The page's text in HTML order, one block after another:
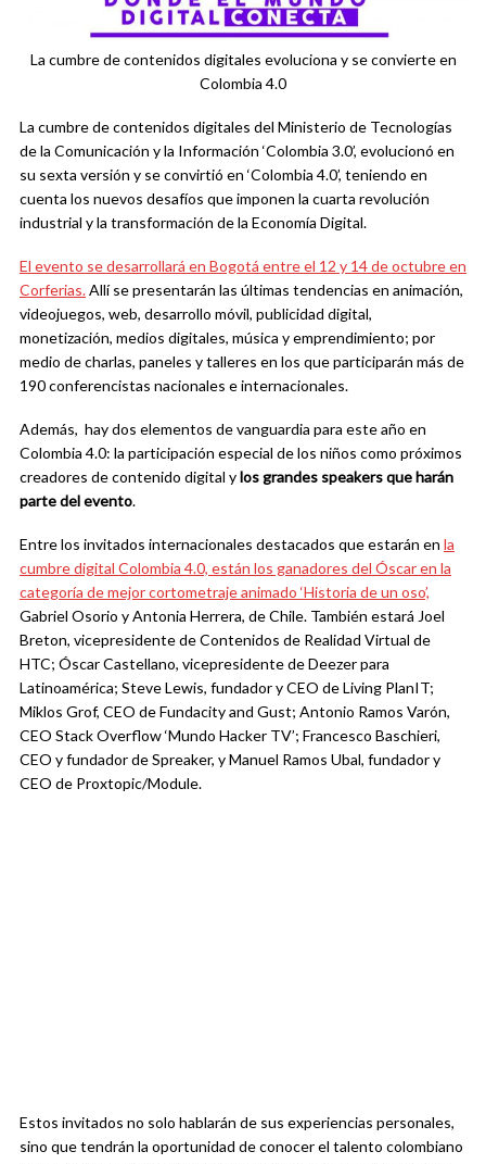
La cumbre de contenidos digitales evoluciona y se convierte en
Colombia 4.0
La cumbre de contenidos digitales del Ministerio de Tecnologías
de la Comunicación y la Información ‘Colombia 3.0’, evolucionó en
su sexta versión y se convirtió en ‘Colombia 4.0’, teniendo en
cuenta los nuevos desafíos que imponen la cuarta revolución
industrial y la transformación de la Economía Digital.
El evento se desarrollará en Bogotá entre el 12 y 14 de octubre en
Corferias.Allí se presentarán las últimas tendencias en animación,
videojuegos, web, desarrollo móvil, publicidad digital,
monetización, medios digitales, música y emprendimiento; por
medio de charlas, paneles y talleres en los que participarán más de
190 conferencistas nacionales e internacionales.
Además, hay dos elementos de vanguardia para este año en
Colombia 4.0: la participación especial de los niños como próximos
creadores de contenido digital ylos grandes speakers que harán
parte del evento.
Entre los invitados internacionales destacados que estarán en la
cumbre digital Colombia 4.0, están los ganadores del Óscar en la
categoría de mejor cortometraje animado ‘Historia de un oso’,
Gabriel Osorio y Antonia Herrera, de Chile. También estará Joel
Breton, vicepresidente de Contenidos de Realidad Virtual de
HTC; Óscar Castellano, vicepresidente de Deezer para
Latinoamérica; Steve Lewis, fundador y CEO de Living PlanIT;
Miklos Grof, CEO de Fundacity and Gust; Antonio Ramos Varón,
CEO Stack Overflow ‘Mundo Hacker TV’; Francesco Baschieri,
CEO y fundador de Spreaker, y Manuel Ramos Ubal, fundador y
CEO de Proxtopic/Module.
Estos invitados no solo hablarán de sus experiencias personales,
sino que tendrán la oportunidad de conocer el talento colombiano